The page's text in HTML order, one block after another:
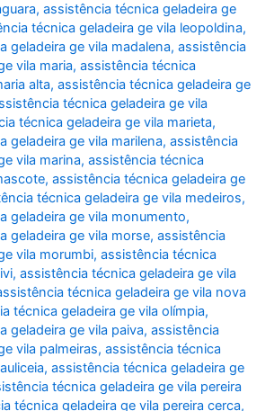
,assistência técnica geladeira ge
técnica geladeira ge vila leopoldina,
geladeira ge vila madalena,assistência
vila maria,assistência técnica
alta,assistência técnica geladeira ge
técnica geladeira ge vila
técnica geladeira ge vila marieta,
geladeira ge vila marilena,assistência
vila marina,assistência técnica
,assistência técnica geladeira ge
técnica geladeira ge vila medeiros,
geladeira ge vila monumento,
geladeira ge vila morse,assistência
vila morumbi,assistência técnica
,assistência técnica geladeira ge vila
técnica geladeira ge vila nova
técnica geladeira ge vila olímpia,
geladeira ge vila paiva,assistência
vila palmeiras,assistência técnica
,assistência técnica geladeira ge
técnica geladeira ge vila pereira
técnica geladeira ge vila pereira cerca,